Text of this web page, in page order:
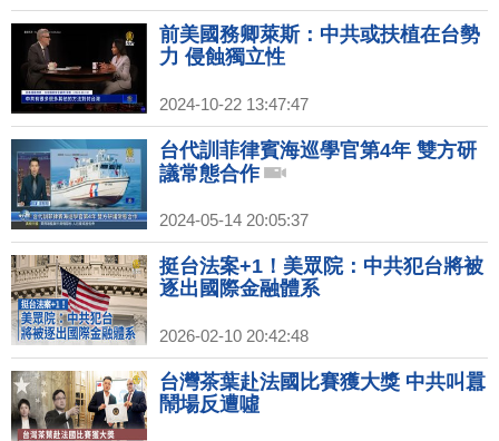
前美國務卿萊斯：中共或扶植在台勢
力 侵蝕獨立性
2024-10-22 13:47:47
台代訓菲律賓海巡學官第4年 雙方研
議常態合作
2024-05-14 20:05:37
挺台法案+1！美眾院：中共犯台將被
逐出國際金融體系
2026-02-10 20:42:48
台灣茶葉赴法國比賽獲大獎 中共叫囂
鬧場反遭噓